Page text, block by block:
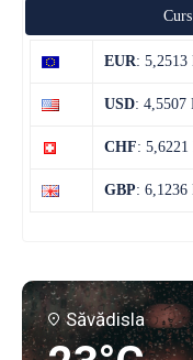
EUR: 5,2513
USD: 4,5507
CHF: 5,6221
GBP: 6,1236
Săvădisla